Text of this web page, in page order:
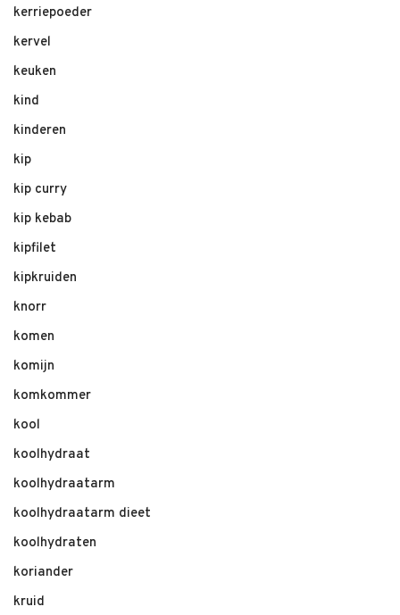
kerriepoeder
kervel
keuken
kind
kinderen
kip
kip curry
kip kebab
kipfilet
kipkruiden
knorr
komen
komijn
komkommer
kool
koolhydraat
koolhydraatarm
koolhydraatarm dieet
koolhydraten
koriander
kruid